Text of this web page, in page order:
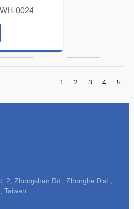
0024
1 2 3 4 5
2, Zhongshan Rd., Zhonghe Dist.,
Taiwan